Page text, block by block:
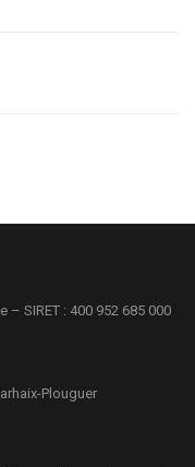
SIRET : 400 952 685 000
Plouguer